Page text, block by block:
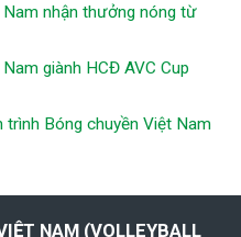
nhận thưởng nóng từ
giành HCĐ AVC Cup
trình Bóng chuyền Việt Nam
NAM (VOLLEYBALL